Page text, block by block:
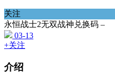
关注
永恒战士2无双战神兑换码 –
03-13
+关注
介绍